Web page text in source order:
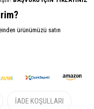
ürünümüzü satın
İADE KOŞULLARI